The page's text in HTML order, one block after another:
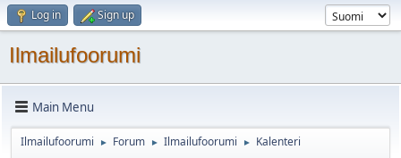
Log in Sign up
Ilmailufoorumi
Main Menu
Ilmailufoorumi ► Forum ► Ilmailufoorumi ► Kalenteri